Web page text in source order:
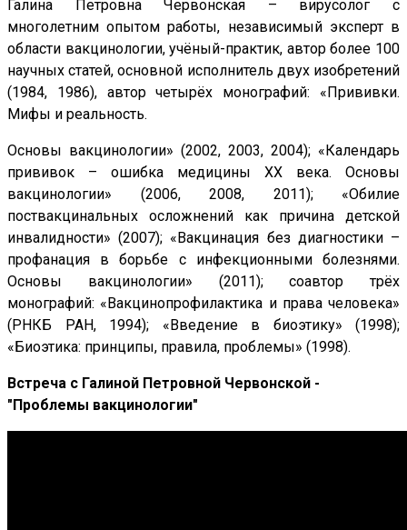
Галина Петровна Червонская – вирусолог с
многолетним опытом работы, независимый эксперт в
области вакцинологии, учёный-практик, автор более 100
научных статей, основной исполнитель двух изобретений
(1984, 1986), автор четырёх монографий: «Прививки.
Мифы и реальность.
Основы вакцинологии» (2002, 2003, 2004); «Календарь
прививок – ошибка медицины ХХ века. Основы
вакцинологии» (2006, 2008, 2011); «Обилие
поствакцинальных осложнений как причина детской
инвалидности» (2007); «Вакцинация без диагностики –
профанация в борьбе с инфекционными болезнями.
Основы вакцинологии» (2011); соавтор трёх
монографий: «Вакцинопрофилактика и права человека»
(РНКБ РАН, 1994); «Введение в биоэтику» (1998);
«Биоэтика: принципы, правила, проблемы» (1998).
Встреча с Галиной Петровной Червонской -
"Проблемы вакцинологии"